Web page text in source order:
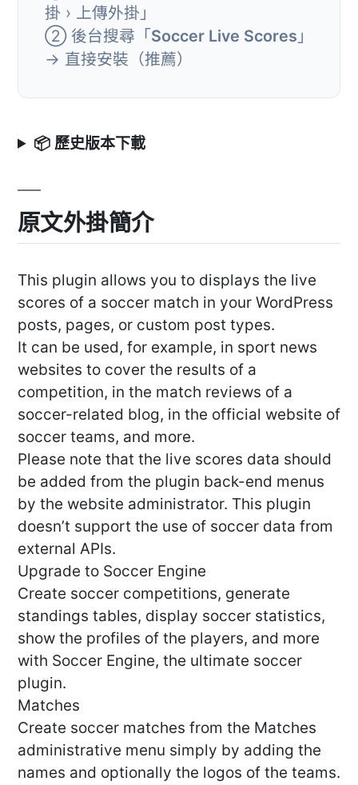
掛 › 上傳外掛」
② 後台搜尋「Soccer Live Scores 」
→ 直接安裝（推薦）
📦 歷史版本下載
原文外掛簡介
This plugin allows you to displays the live
scores of a soccer match in your WordPress
posts, pages, or custom post types.
It can be used, for example, in sport news
websites to cover the results of a
competition, in the match reviews of a
soccer-related blog, in the official website of
soccer teams, and more.
Please note that the live scores data should
be added from the plugin back-end menus
by the website administrator. This plugin
doesn’t support the use of soccer data from
external APIs.
Upgrade to Soccer Engine
Create soccer competitions, generate
standings tables, display soccer statistics,
show the profiles of the players, and more
with Soccer Engine, the ultimate soccer
plugin.
Matches
Create soccer matches from the Matches
administrative menu simply by adding the
names and optionally the logos of the teams.